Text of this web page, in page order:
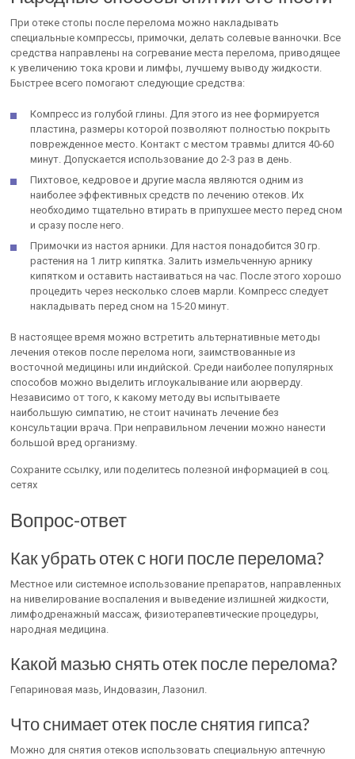
При отеке стопы после перелома можно накладывать
специальные компрессы, примочки, делать солевые ванночки. Все
средства направлены на согревание места перелома, приводящее
к увеличению тока крови и лимфы, лучшему выводу жидкости.
Быстрее всего помогают следующие средства:
Компресс из голубой глины. Для этого из нее формируется
пластина, размеры которой позволяют полностью покрыть
поврежденное место. Контакт с местом травмы длится 40-60
минут. Допускается использование до 2-3 раз в день.
Пихтовое, кедровое и другие масла являются одним из
наиболее эффективных средств по лечению отеков. Их
необходимо тщательно втирать в припухшее место перед сном
и сразу после него.
Примочки из настоя арники. Для настоя понадобится 30 гр.
растения на 1 литр кипятка. Залить измельченную арнику
кипятком и оставить настаиваться на час. После этого хорошо
процедить через несколько слоев марли. Компресс следует
накладывать перед сном на 15-20 минут.
В настоящее время можно встретить альтернативные методы
лечения отеков после перелома ноги, заимствованные из
восточной медицины или индийской. Среди наиболее популярных
способов можно выделить иглоукалывание или аюрверду.
Независимо от того, к какому методу вы испытываете
наибольшую симпатию, не стоит начинать лечение без
консультации врача. При неправильном лечении можно нанести
большой вред организму.
Сохраните ссылку, или поделитесь полезной информацией в соц.
сетях
Вопрос-ответ
Как убрать отек с ноги после перелома?
Местное или системное использование препаратов, направленных
на нивелирование воспаления и выведение излишней жидкости,
лимфодренажный массаж, физиотерапевтические процедуры,
народная медицина.
Какой мазью снять отек после перелома?
Гепариновая мазь, Индовазин, Лазонил.
Что снимает отек после снятия гипса?
Можно для снятия отеков использовать специальную аптечную